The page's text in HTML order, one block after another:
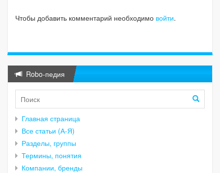
Чтобы добавить комментарий необходимо войти.
Robo-педия
Главная страница
Все статьи (А-Я)
Разделы, группы
Термины, понятия
Компании, бренды